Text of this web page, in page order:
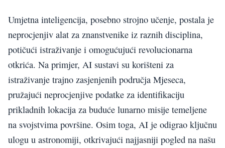
Umjetna inteligencija, posebno strojno učenje, postala je
neprocjenjiv alat za znanstvenike iz raznih disciplina,
potičući istraživanje i omogućujući revolucionarna
otkrića. Na primjer, AI sustavi su korišteni za
istraživanje trajno zasjenjenih područja Mjeseca,
pružajući neprocjenjive podatke za identifikaciju
prikladnih lokacija za buduće lunarno misije temeljene
na svojstvima površine. Osim toga, AI je odigrao ključnu
ulogu u astronomiji, otkrivajući najjasniji pogled na našu